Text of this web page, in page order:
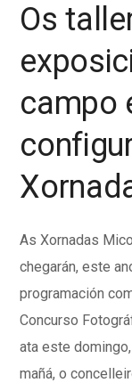
Os
campo
As Xornadas
chegarán, este
programación
Concurso
ata este
mañá, o